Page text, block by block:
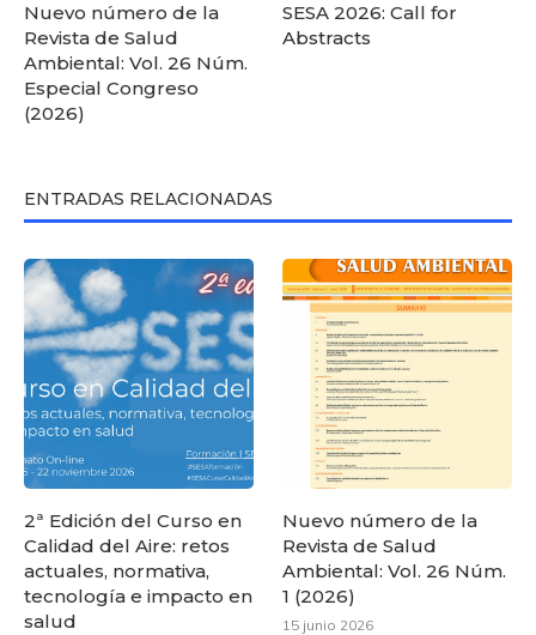
Nuevo número de la
Revista de Salud
Ambiental: Vol. 26 Núm.
Especial Congreso
(2026)
SESA 2026: Call for
Abstracts
ENTRADAS RELACIONADAS
2ª Edición del Curso en
Calidad del Aire: retos
actuales, normativa,
tecnología e impacto en
salud
Nuevo número de la
Revista de Salud
Ambiental: Vol. 26 Núm.
1 (2026)
15 junio 2026